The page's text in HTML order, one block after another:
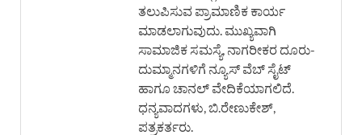
ತಲುಪಿಸುವ ಪ್ರಾಮಾಣಿಕ ಕಾರ್ಯ
ಮಾಡಲಾಗುವುದು. ಮುಖ್ಯವಾಗಿ
ಸಾಮಾಜಿಕ ಸಮಸ್ಯೆ, ನಾಗರೀಕರ ದೂರು-
ದುಮ್ಮಾನಗಳಿಗೆ ನ್ಯೂಸ್ ವೆಬ್ ಸೈಟ್
ಹಾಗೂ ಚಾನಲ್ ವೇದಿಕೆಯಾಗಲಿದೆ.
ಧನ್ಯವಾದಗಳು, ಬಿ.ರೇಣುಕೇಶ್,
ಪತ್ರಕರ್ತರು.